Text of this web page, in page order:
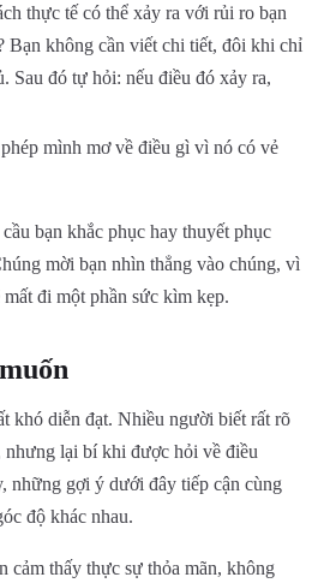
thực tế có thể xảy ra với rủi ro bạn
Bạn không cần viết chi tiết, đôi khi chỉ
Sau đó tự hỏi: nếu điều đó xảy ra,
mình mơ về điều gì vì nó có vẻ
bạn khắc phục hay thuyết phục
mời bạn nhìn thẳng vào chúng, vì
đi một phần sức kìm kẹp.
khó diễn đạt. Nhiều người biết rất rõ
lại bí khi được hỏi về điều
những gợi ý dưới đây tiếp cận cùng
độ khác nhau.
cảm thấy thực sự thỏa mãn, không